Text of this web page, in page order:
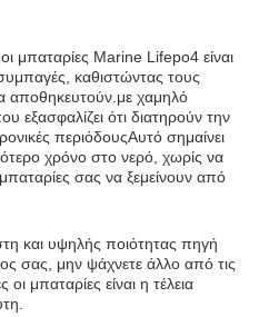
μπαταρίες Marine Lifepo4 είναι
καθιστώντας τους
αποθηκευτούν.με χαμηλό
ότι διατηρούν την
περιόδουςΑυτό σημαίνει
χρόνο στο νερό, χωρίς να
μπαταρίες σας να ξεμείνουν από
και υψηλής ποιότητας πηγή
σας, μην ψάχνετε άλλο από τις
μπαταρίες είναι η τέλεια